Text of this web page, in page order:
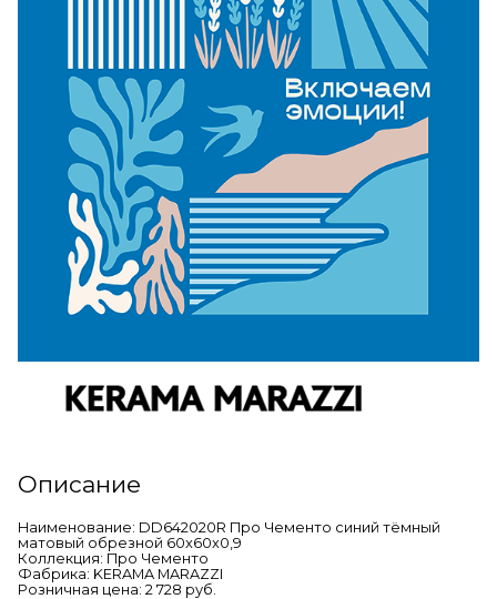
Описание
Наименование: DD642020R Про Чементо синий тёмный
матовый обрезной 60x60x0,9
Коллекция: Про Чементо
Фабрика: KERAMA MARAZZI
Розничная цена: 2 728 руб.